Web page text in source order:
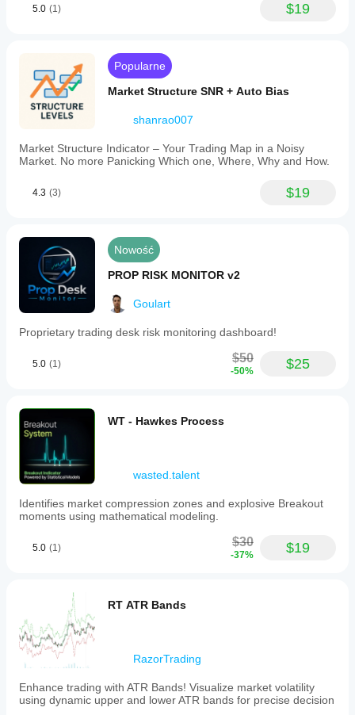
5.0 (1) $19
Popularne
Market Structure SNR + Auto Bias
shanrao007
Market Structure Indicator – Your Trading Map in a Noisy
Market. No more Panicking Which one, Where, Why and How.
4.3 (3) $19
Nowość
PROP RISK MONITOR v2
Goulart
Proprietary trading desk risk monitoring dashboard!
5.0 (1) $50
-50% $25
WT - Hawkes Process
wasted.talent
Identifies market compression zones and explosive Breakout
moments using mathematical modeling.
5.0 (1) $30
-37% $19
RT ATR Bands
RazorTrading
Enhance trading with ATR Bands! Visualize market volatility
using dynamic upper and lower ATR bands for precise decision